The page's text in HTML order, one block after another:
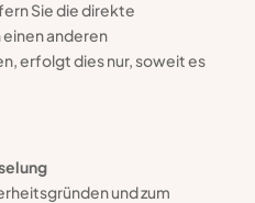
Sie die direkte
anderen
erfolgt dies nur, soweit es
und zum